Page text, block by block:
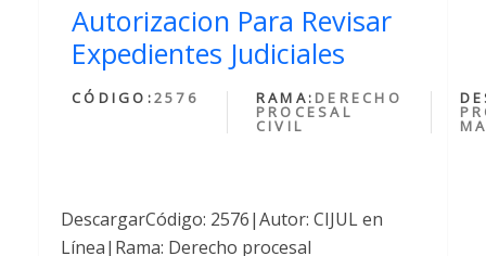
Autorizacion Para Revisar
Expedientes Judiciales
CÓDIGO:2576 RAMA: DERECHO
PROCESAL
CIVIL
DescargarCódigo: 2576|Autor: CIJUL en
Línea|Rama: Derecho procesal